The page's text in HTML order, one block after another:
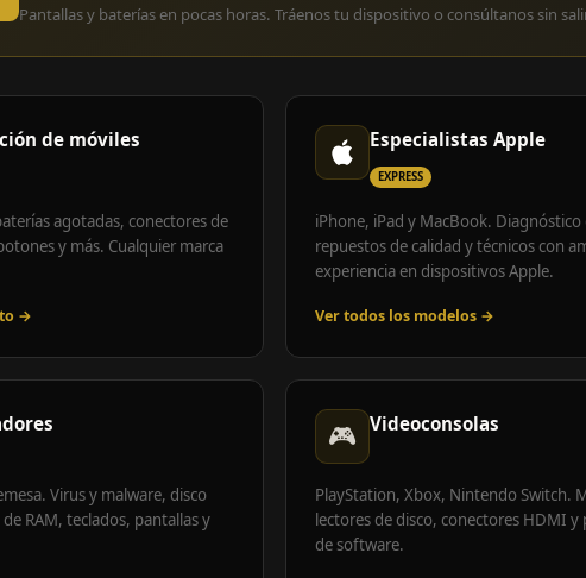
Pantallas y baterías en pocas horas. Tráenos tu dispositivo o consúltanos sin
de móviles
agotadas, conectores de
y más. Cualquier marca
→
Especialistas Apple
EXPRESS
iPhone, iPad y MacBook.
repuestos de calidad y técnicos con
experiencia en dispositivos Apple.
Ver todos los modelos →
Virus y malware, disco
RAM, teclados, pantallas y
🎮 Videoconsolas
PlayStation, Xbox, Nintendo Switch.
lectores de disco, conectores HDMI y
de software.